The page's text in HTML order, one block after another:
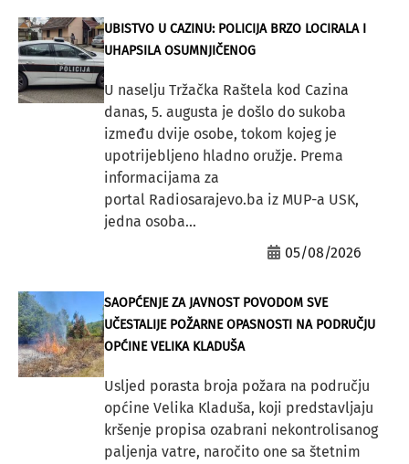
UBISTVO U CAZINU: POLICIJA BRZO LOCIRALA I
UHAPSILA OSUMNJIČENOG
U naselju Tržačka Raštela kod Cazina
danas, 5. augusta je došlo do sukoba
između dvije osobe, tokom kojeg je
upotrijebljeno hladno oružje. Prema
informacijama za
portal Radiosarajevo.ba iz MUP-a USK,
jedna osoba...
05/08/2026
SAOPĆENJE ZA JAVNOST POVODOM SVE
UČESTALIJE POŽARNE OPASNOSTI NA PODRUČJU
OPĆINE VELIKA KLADUŠA
Usljed porasta broja požara na području
općine Velika Kladuša, koji predstavljaju
kršenje propisa ozabrani nekontrolisanog
paljenja vatre, naročito one sa štetnim